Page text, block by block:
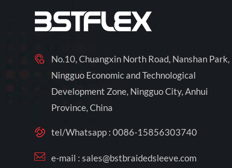
No.10, Chuangxin North Road, Nanshan Park,
Ningguo Economic and Technological
Development Zone, Ningguo City, Anhui
Province, China
tel/Whatsapp : 0086-15856303740
e-mail : sales@bstbraidedsleeve.com